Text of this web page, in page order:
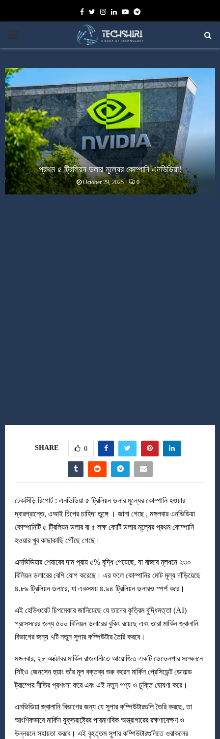
Facebook
TwitterInstagram
Linkedin
YoutubeTelegram
PRIMARY
প্রথম ৫ ট্রিলিয়ন ডলার মূল্যের কোম্পানি এনভিডিয়া!
October 29, 2025 0
SHARE 0
টেকসিঁড়ি রিপোর্ট : এনভিডিয়া ৫ ট্রিলিয়ন ডলার মূল্যের কোম্পানি হওয়ার
দ্বারপ্রান্তে, এআই চিপের চাহিদা তুঙ্গে । জানা গেছে , মঙ্গলবার এনভিডিয়া
কোম্পানিটি ৫ ট্রিলিয়ন ডলার বা ৫ লক্ষ কোটি ডলার মূল্যের প্রথম কোম্পানি
হওয়ার খুব কাছাকাছি পৌঁছে গেছে।
এনভিডিয়ার শেয়ারের দাম প্রায় ৫% বৃদ্ধি পেয়েছে, যা বাজার মূলধনে ২৩০
বিলিয়ন ডলারের বেশি যোগ করেছে। এর ফলে কোম্পানির মোট মূল্য দাঁড়িয়েছে
৪.৮৯ ট্রিলিয়ন ডলারে, যা একসময় ৪.৯৪ ট্রিলিয়ন ডলারও স্পর্শ করে।
এই হেভিওয়েট চিপমেকার জানিয়েছে যে তাদের কৃত্রিম বুদ্ধিমত্তা (AI)
প্রসেসরের জন্য ৫০০ বিলিয়ন ডলারের বুকিং রয়েছে এবং তারা মার্কিন জ্বালানি
বিভাগের জন্য ৭টি নতুন সুপার কম্পিউটার তৈরি করবে।
মঙ্গলবার, ২৮ অক্টোবর মার্কিন রাজধানীতে আয়োজিত একটি ডেভেলপার সম্মেলনে
সিইও জেনসেন হুয়াং তাঁর মূল বক্তব্য শুরু করেন মার্কিন প্রেসিডেন্ট ডোনাল্ড
ট্রাম্পের নীতির প্রশংসা করে এবং এই নতুন পণ্য ও চুক্তি ঘোষণা করে।
এনভিডিয়া জ্বালানি বিভাগের জন্য যে সুপার কম্পিউটারগুলি তৈরি করছে, তা
আংশিকভাবে মার্কিন যুক্তরাষ্ট্রের পারমাণবিক অস্ত্রাগারের রক্ষণাবেক্ষণ ও
উন্নয়নে সহায়তা করবে। এই বৃহত্তম সুপার কম্পিউটারগুলিতে ওরাকলের